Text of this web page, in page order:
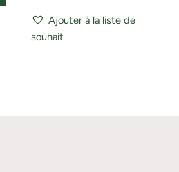
Ajouter à la liste de
souhait